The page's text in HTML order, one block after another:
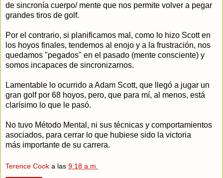
de sincronía cuerpo/ mente que nos permite volver a pegar
grandes tiros de golf.
Por el contrario, si planificamos mal, como lo hizo Scott en
los hoyos finales, tendemos al enojo y a la frustración, nos
quedamos "pegados" en el pasado (mente consciente) y
somos incapaces de sincronizarnos.
Lamentable lo ocurrido a Adam Scott, que llegó a jugar un
gran golf por 68 hoyos, pero, que para mí, al menos, está
clarísimo lo que le pasó.
No tuvo Método Mental, ni sus técnicas y comportamientos
asociados, para cerrar lo que hubiese sido la victoria
más importante de su carrera.
Terence Cook a las 9:18 a.m.